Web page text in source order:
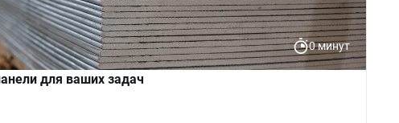
для ваших задач
0 минут